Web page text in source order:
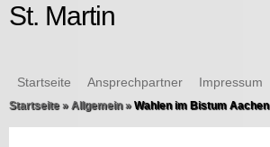
St. Martin
Startseite Ansprechpartner Impressum
Startseite » Allgemein »Wahlen im Bistum Aachen